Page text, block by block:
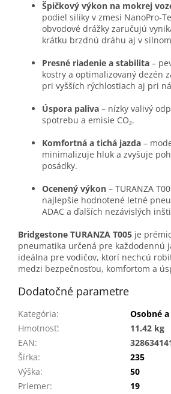
Špičkový výkon na mokrej
podiel siliky v zmesi NanoPro-
obvodové drážky zaručujú
krátku brzdnú dráhu aj v
Presné riadenie a stabilita –
kostry a optimalizovaný dezén
pri vyšších rýchlostiach aj pri
Úspora paliva – nízky valivý
spotrebu a emisie CO₂.
Komfortná a tichá jazda –
minimalizuje hluk a zvyšuje
posádky.
Ocenený výkon – TURANZA
najlepšie hodnotené letné
ADAC a ďalších nezávislých
Bridgestone TURANZA T005 je
pneumatika určená pre každodennú
ideálna pre vodičov, ktorí nechcú
medzi bezpečnosťou, komfortom a
Dodatočné parametre
Kategória:
Osobné a
Hmotnosť:
11.42 kg
EAN:
Šírka:
235
Výška:
50
Priemer:
19